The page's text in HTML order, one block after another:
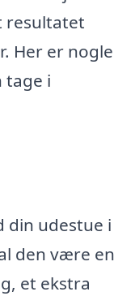
resultatet
Her er nogle
tage i
din udestue i
den være en
et ekstra